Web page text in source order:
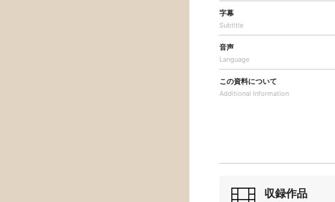
字幕
Subtitle
音声
Language
この資料について
Additional Information
収録作品